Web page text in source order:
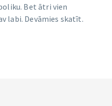
Bet ātri vien
labi. Devāmies skatīt.